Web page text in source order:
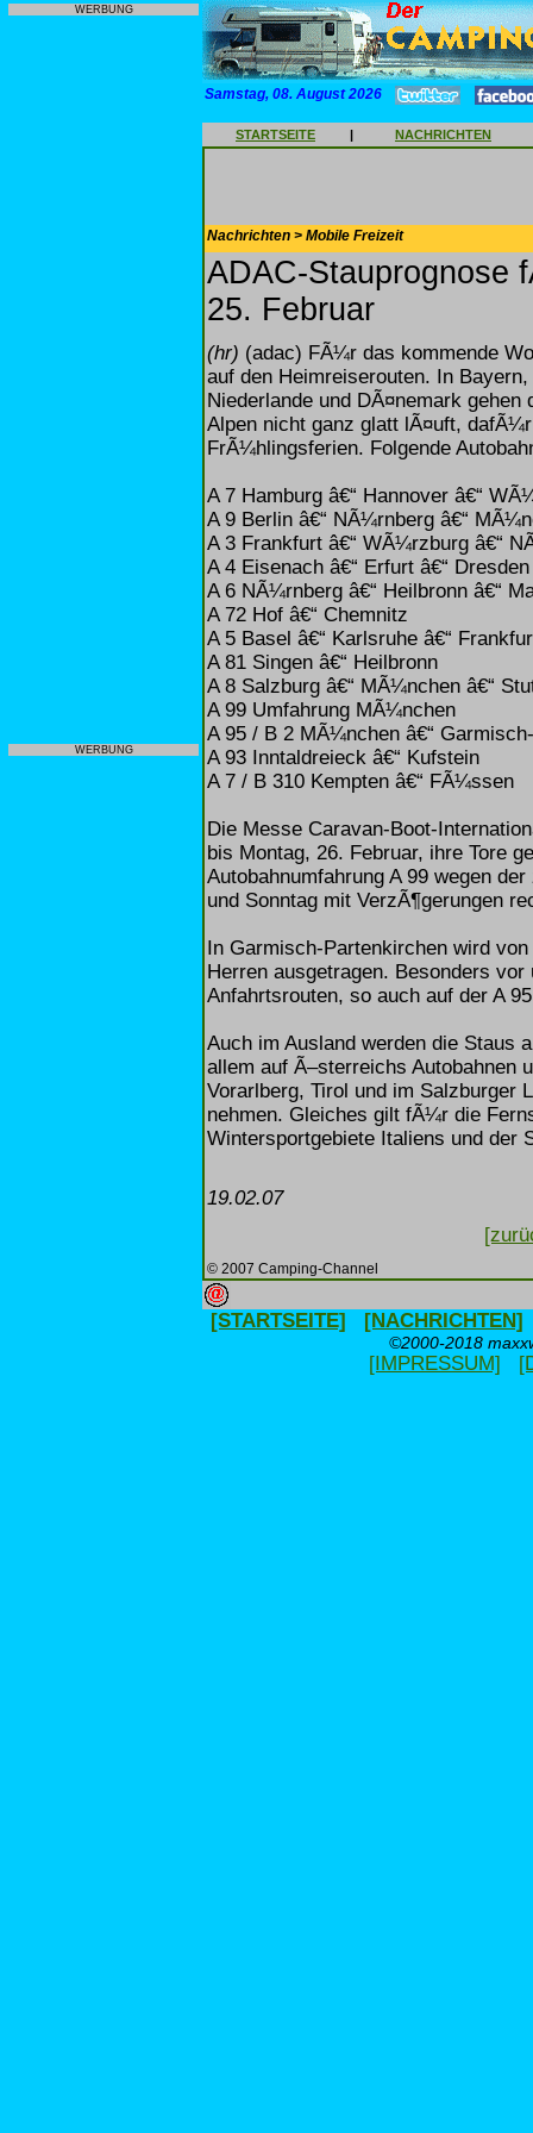
WERBUNG
WERBUNG
Samstag, 08. August 2026
STARTSEITE | NACHRICHTEN
Nachrichten > Mobile Freizeit
ADAC-Stauprognose
25. Februar
(hr) (adac) FÃ¼r das kommende
auf den Heimreiserouten. In
Niederlande und DÃ¤nemark
Alpen nicht ganz glatt lÃ¤uft,
FrÃ¼hlingsferien. Folgende
A 7 Hamburg â€“ Hannover â€“
A 9 Berlin â€“ NÃ¼rnberg â€“
A 3 Frankfurt â€“ WÃ¼rzburg â€“
A 4 Eisenach â€“ Erfurt â€“ Dresden
A 6 NÃ¼rnberg â€“ Heilbronn â€“
A 72 Hof â€“ Chemnitz
A 5 Basel â€“ Karlsruhe â€“
A 81 Singen â€“ Heilbronn
A 8 Salzburg â€“ MÃ¼nchen â€“
A 99 Umfahrung MÃ¼nchen
A 95 / B 2 MÃ¼nchen â€“
A 93 Inntaldreieck â€“ Kufstein
A 7 / B 310 Kempten â€“ FÃ¼ssen
Die Messe Caravan-Boot-
bis Montag, 26. Februar, ihre Tore
Autobahnumfahrung A 99 wegen
und Sonntag mit VerzÃ¶gerungen
In Garmisch-Partenkirchen wird
Herren ausgetragen. Besonders
Anfahrtsrouten, so auch auf der A
Auch im Ausland werden die Staus
allem auf Ã–sterreichs Autobahnen
Vorarlberg, Tirol und im Salzburger
nehmen. Gleiches gilt fÃ¼r die
Wintersportgebiete Italiens und der
19.02.07
© 2007 Camping-Channel
[STARTSEITE] [NACHRICHTEN]
©2000-2018
[IMPRESSUM]